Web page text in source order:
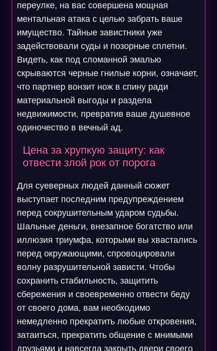
переулке, на вас совершена мощная
ментальная атака с целью забрать ваше
имущество. Тайные завистники уже
задействовали суды и позорные сплетни.
Видеть, как под сломанной эмалью
скрываются черные гнилые корни, означает,
что партнер вонзит нож в спину ради
материальной выгоды и раздела
недвижимости, превратив ваше душевное
одиночество в вечный ад.
Цена за хрупкую защиту: как
отвести злой рок от порога
Для суеверных людей данный сюжет
выступает последним предупреждением
перед сокрушительным ударом судьбы.
Шальные деньги, внезапное богатство или
иллюзия триумфа, которыми вы хвастались
перед окружающими, спровоцировали
волну разрушительной зависти. Чтобы
сохранить стабильность, защитить
сбережения и своевременно отвести беду
от своего дома, вам необходимо
немедленно прекратить любые откровения,
затаиться, прекратить общение с мнимыми
друзьями и навсегда закрыть двери своего